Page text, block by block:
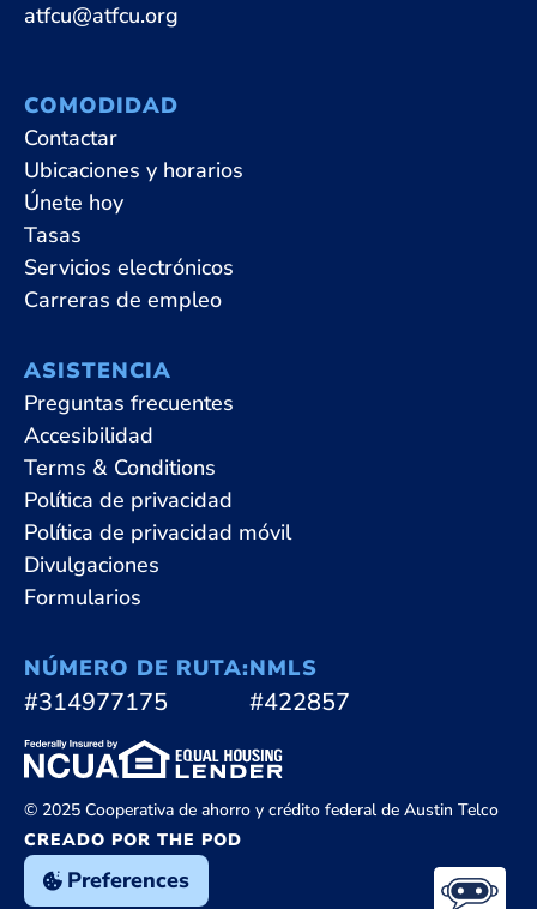
atfcu@atfcu.org
COMODIDAD
Contactar
Ubicaciones y horarios
Únete hoy
Tasas
Servicios electrónicos
Carreras de empleo
ASISTENCIA
Preguntas frecuentes
Accesibilidad
Terms & Conditions
Política de privacidad
Política de privacidad móvil
Divulgaciones
Formularios
NÚMERO DE RUTA:
#314977175
NMLS
#422857
© 2025 Cooperativa de ahorro y crédito federal de Austin Telco
CREADO POR THE POD
Preferences